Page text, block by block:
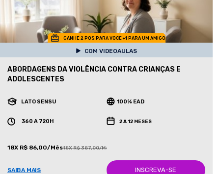
GANHE 2 POS PARA VOCE +1 PARA UM AMIGO
COM VIDEOAULAS
ABORDAGENS DA VIOLÊNCIA CONTRA CRIANÇAS E
ADOLESCENTES
LATO SENSU 100% EAD
360 A 720H 2 A 12 MESES
18X R$ 86,00/Mês18X R$ 387,00/Mês
SAIBA MAIS INSCREVA-SE